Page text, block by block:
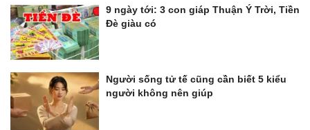
9 ngày tới: 3 con giáp Thuận Ý Trời, Tiền
Đè giàu có
Người sống tử tế cũng cần biết 5 kiểu
người không nên giúp